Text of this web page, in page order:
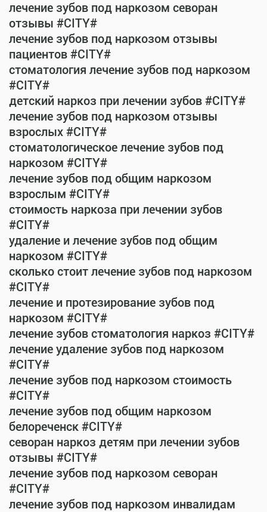
лечение зубов под наркозом севоран
отзывы #CITY#
лечение зубов под наркозом отзывы
пациентов #CITY#
стоматология лечение зубов под наркозом
#CITY#
детский наркоз при лечении зубов #CITY#
лечение зубов под наркозом отзывы
взрослых #CITY#
стоматологическое лечение зубов под
наркозом #CITY#
лечение зубов под общим наркозом
взрослым #CITY#
стоимость наркоза при лечении зубов
#CITY#
удаление и лечение зубов под общим
наркозом #CITY#
сколько стоит лечение зубов под наркозом
#CITY#
лечение и протезирование зубов под
наркозом #CITY#
лечение зубов стоматология наркоз #CITY#
лечение удаление зубов под наркозом
#CITY#
лечение зубов под наркозом стоимость
#CITY#
лечение зубов под общим наркозом
белореченск #CITY#
севоран наркоз детям при лечении зубов
отзывы #CITY#
лечение зубов под наркозом севоран
#CITY#
лечение зубов под наркозом инвалидам